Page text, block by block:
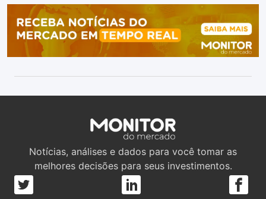
Notícias, análises e dados para você tomar as
melhores decisões para seus investimentos.